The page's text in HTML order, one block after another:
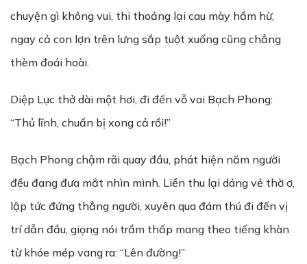
chuyện gì không vui, thi thoảng lại cau mày hầm hừ,
ngay cả con lợn trên lưng sắp tuột xuống cũng chẳng
thèm đoái hoài.
Diệp Lục thở dài một hơi, đi đến vỗ vai Bạch Phong:
“Thủ lĩnh, chuẩn bị xong cả rồi!”
Bạch Phong chậm rãi quay đầu, phát hiện năm người
đều đang đưa mắt nhìn mình. Liền thu lại dáng vẻ thờ ơ,
lập tức đứng thẳng người, xuyên qua đám thú đi đến vị
trí dẫn đầu, giọng nói trầm thấp mang theo tiếng khàn
từ khóe mép vang ra: “Lên đường!”